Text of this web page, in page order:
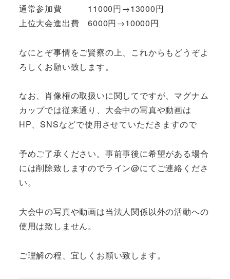
通常参加費 11000円→13000円
上位大会進出費 6000円→10000円
なにとぞ事情をご賢察の上、これからもどうぞよ
ろしくお願い致します。
なお、肖像権の取扱いに関してですが、マグナム
カップでは従来通り、大会中の写真や動画は
HP、SNSなどで使用させていただきますので
予めご了承ください。事前事後に希望がある場合
には削除致しますのでライン@にてご連絡くださ
い。
大会中の写真や動画は当法人関係以外の活動への
使用は致しません。
ご理解の程、宜しくお願い致します。